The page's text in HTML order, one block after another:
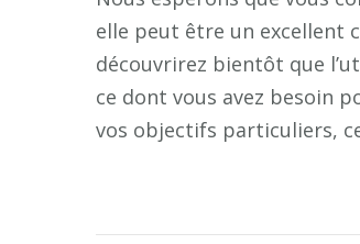
elle peut être un excellent
découvrirez bientôt que
ce dont vous avez besoin
vos objectifs particuliers,